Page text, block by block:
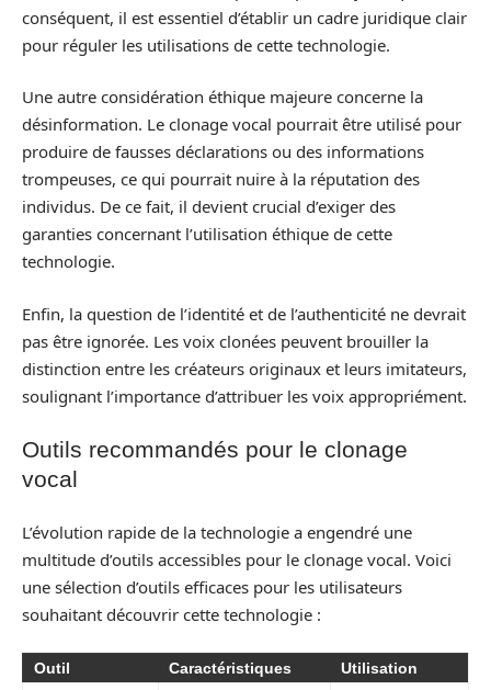
conséquent, il est essentiel d’établir un cadre juridique clair
pour réguler les utilisations de cette technologie.
Une autre considération éthique majeure concerne la
désinformation. Le clonage vocal pourrait être utilisé pour
produire de fausses déclarations ou des informations
trompeuses, ce qui pourrait nuire à la réputation des
individus. De ce fait, il devient crucial d’exiger des
garanties concernant l’utilisation éthique de cette
technologie.
Enfin, la question de l’identité et de l’authenticité ne devrait
pas être ignorée. Les voix clonées peuvent brouiller la
distinction entre les créateurs originaux et leurs imitateurs,
soulignant l’importance d’attribuer les voix appropriément.
Outils recommandés pour le clonage
vocal
L’évolution rapide de la technologie a engendré une
multitude d’outils accessibles pour le clonage vocal. Voici
une sélection d’outils efficaces pour les utilisateurs
souhaitant découvrir cette technologie :
Outil Caractéristiques Utilisation